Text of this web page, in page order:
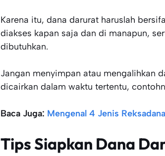
Karena itu, dana darurat haruslah
diakses kapan saja dan di manapun,
dibutuhkan.
Jangan menyimpan atau mengalihkan
dicairkan dalam waktu tertentu,
Baca Juga: Mengenal 4 Jenis
Tips Siapkan Dana